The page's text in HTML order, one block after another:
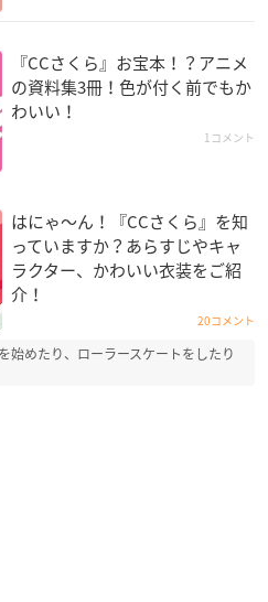
『CCさくら』お宝本！？アニメ
の資料集3冊！色が付く前でもか
わいい！
1コメント
はにゃ〜ん！『CCさくら』を知
っていますか？あらすじやキャ
ラクター、かわいい衣装をご紹
介！
20コメント
始めたり、ローラースケートをしたり